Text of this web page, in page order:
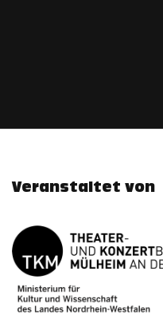
Veranstaltet von